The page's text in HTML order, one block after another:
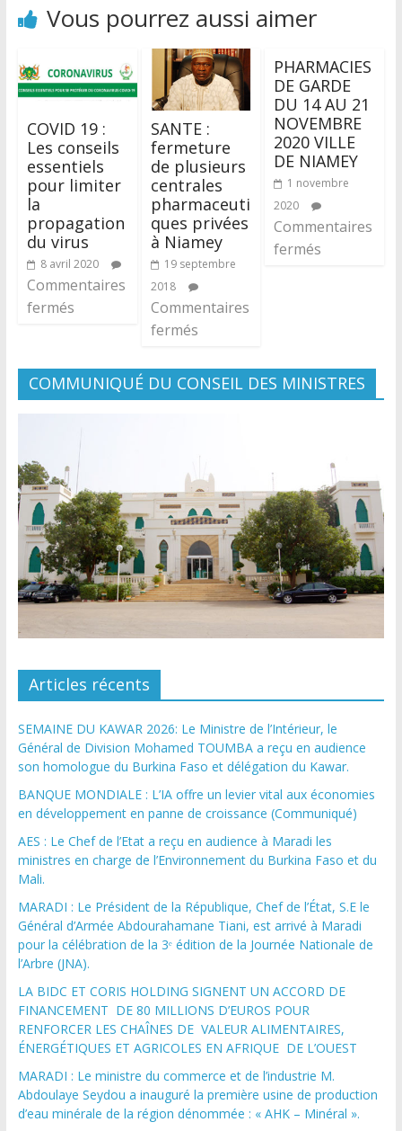
Vous pourrez aussi aimer
COVID 19 :
Les conseils
essentiels
pour limiter
la
propagation
du virus
8 avril 2020
Commentaires
fermés
SANTE :
fermeture
de plusieurs
centrales
pharmaceuti
ques privées
à Niamey
19 septembre
2018
Commentaires
fermés
PHARMACIES
DE GARDE
DU 14 AU 21
NOVEMBRE
2020 VILLE
DE NIAMEY
1 novembre
2020
Commentaires
fermés
COMMUNIQUÉ DU CONSEIL DES MINISTRES
Articles récents
SEMAINE DU KAWAR 2026: Le Ministre de l’Intérieur, le
Général de Division Mohamed TOUMBA a reçu en audience
son homologue du Burkina Faso et délégation du Kawar.
BANQUE MONDIALE : L’IA offre un levier vital aux économies
en développement en panne de croissance (Communiqué)
AES : Le Chef de l’Etat a reçu en audience à Maradi les
ministres en charge de l’Environnement du Burkina Faso et du
Mali.
MARADI : Le Président de la République, Chef de l’État, S.E le
Général d’Armée Abdourahamane Tiani, est arrivé à Maradi
pour la célébration de la 3ᵉ édition de la Journée Nationale de
l’Arbre (JNA).
LA BIDC ET CORIS HOLDING SIGNENT UN ACCORD DE
FINANCEMENT DE 80 MILLIONS D’EUROS POUR
RENFORCER LES CHAÎNES DE VALEUR ALIMENTAIRES,
ÉNERGÉTIQUES ET AGRICOLES EN AFRIQUE DE L’OUEST
MARADI : Le ministre du commerce et de l’industrie M.
Abdoulaye Seydou a inauguré la première usine de production
d’eau minérale de la région dénommée : « AHK – Minéral ».